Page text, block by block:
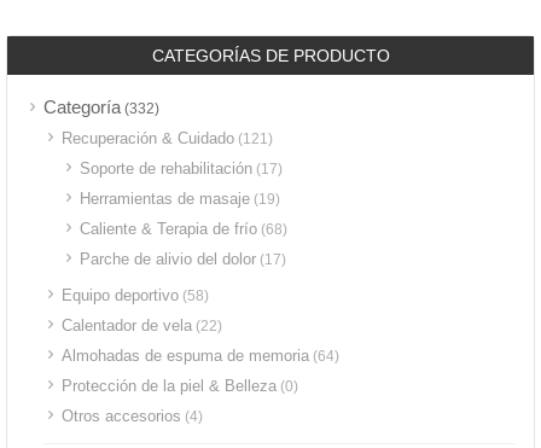
CATEGORÍAS DE PRODUCTO
Categoría(332)
Recuperación & Cuidado (121)
Soporte de rehabilitación (17)
Herramientas de masaje (19)
Caliente & Terapia de frío (68)
Parche de alivio del dolor (17)
Equipo deportivo (58)
Calentador de vela (22)
Almohadas de espuma de memoria (64)
Protección de la piel & Belleza (0)
Otros accesorios (4)